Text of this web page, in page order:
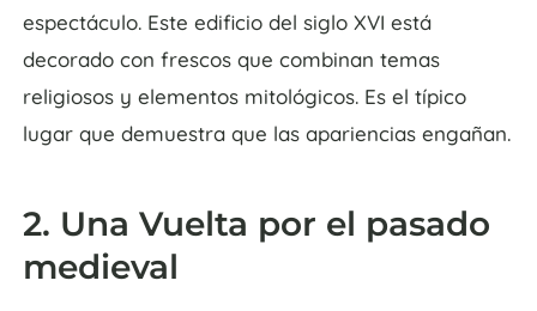
espectáculo. Este edificio del siglo XVI está
decorado con frescos que combinan temas
religiosos y elementos mitológicos. Es el típico
lugar que demuestra que las apariencias engañan.
2. Una Vuelta por el pasado
medieval